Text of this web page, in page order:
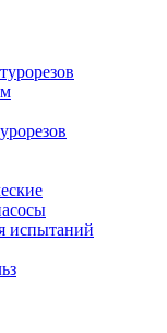
испытаний